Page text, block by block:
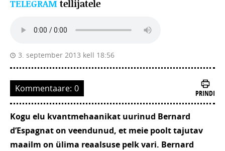
TELEGRAM tellijatele
3. september 2013 kell 18:56
Kommentaare: 0 PRINDI
Kogu elu kvantmehaanikat uurinud Bernard
d’Espagnat on veendunud, et meie poolt tajutav
maailm on ülima reaalsuse pelk vari. Bernard